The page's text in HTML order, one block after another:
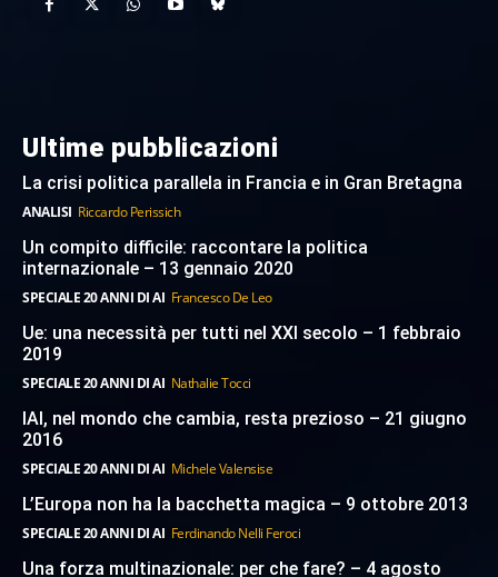
Ultime pubblicazioni
La crisi politica parallela in Francia e in Gran Bretagna
ANALISI Riccardo Perissich
Un compito difficile: raccontare la politica
internazionale – 13 gennaio 2020
SPECIALE 20 ANNI DI AI Francesco De Leo
Ue: una necessità per tutti nel XXI secolo – 1 febbraio
2019
SPECIALE 20 ANNI DI AI Nathalie Tocci
IAI, nel mondo che cambia, resta prezioso – 21 giugno
2016
SPECIALE 20 ANNI DI AI Michele Valensise
L’Europa non ha la bacchetta magica – 9 ottobre 2013
SPECIALE 20 ANNI DI AI Ferdinando Nelli Feroci
Una forza multinazionale: per che fare? – 4 agosto